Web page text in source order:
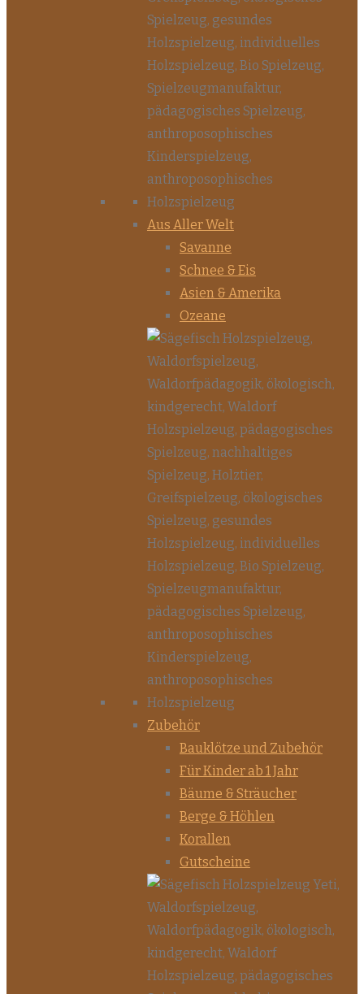
Aus Aller Welt
Savanne
Schnee & Eis
Asien & Amerika
Ozeane
Zubehör
Bauklötze und Zubehör
Für Kinder ab 1 Jahr
Bäume & Sträucher
Berge & Höhlen
Korallen
Gutscheine